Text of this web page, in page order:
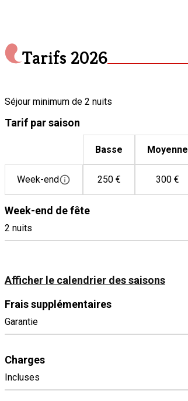
Tarifs 2026
Séjour minimum de 2 nuits
Tarif par saison
Basse Moyenne
Week-end 250 € 300 €
Week-end de fête
2 nuits
Afficher le calendrier des saisons
Frais supplémentaires
Garantie
Charges
Incluses